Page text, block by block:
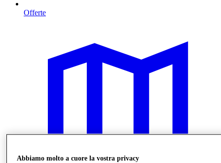
Offerte
Abbiamo molto a cuore la vostra privacy